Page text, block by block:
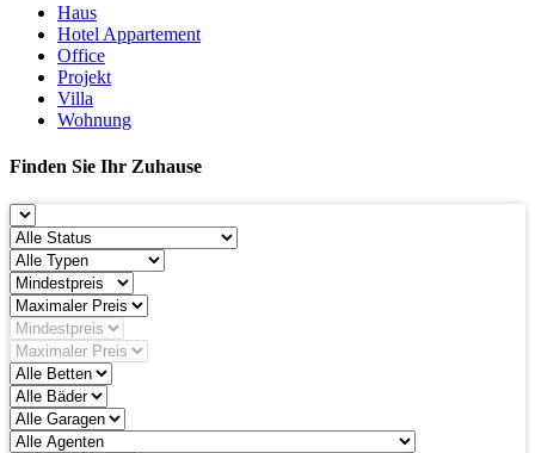
Haus
Hotel Appartement
Office
Projekt
Villa
Wohnung
Finden Sie Ihr Zuhause